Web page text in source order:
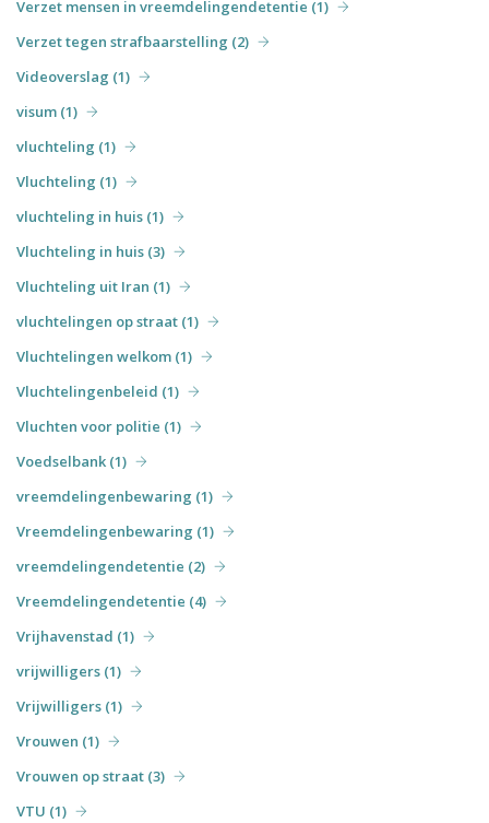
Verzet mensen in vreemdelingendetentie (1)
Verzet tegen strafbaarstelling (2)
Videoverslag (1)
visum (1)
vluchteling (1)
Vluchteling (1)
vluchteling in huis (1)
Vluchteling in huis (3)
Vluchteling uit Iran (1)
vluchtelingen op straat (1)
Vluchtelingen welkom (1)
Vluchtelingenbeleid (1)
Vluchten voor politie (1)
Voedselbank (1)
vreemdelingenbewaring (1)
Vreemdelingenbewaring (1)
vreemdelingendetentie (2)
Vreemdelingendetentie (4)
Vrijhavenstad (1)
vrijwilligers (1)
Vrijwilligers (1)
Vrouwen (1)
Vrouwen op straat (3)
VTU (1)